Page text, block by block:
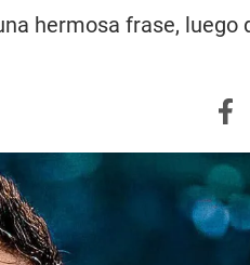
hermosa frase,